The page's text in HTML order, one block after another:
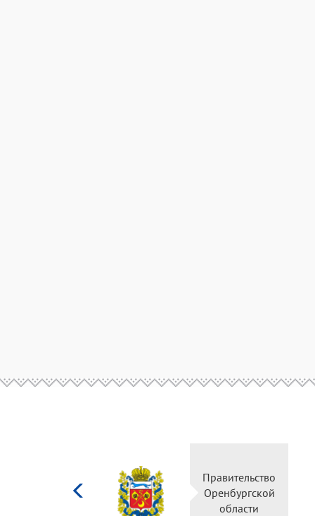
Правительство
Оренбургской
области